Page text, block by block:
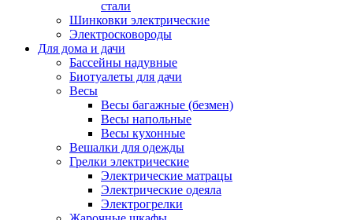
стали
Шинковки электрические
Электросковороды
Для дома и дачи
Бассейны надувные
Биотуалеты для дачи
Весы
Весы багажные (безмен)
Весы напольные
Весы кухонные
Вешалки для одежды
Грелки электрические
Электрические матрацы
Электрические одеяла
Электрогрелки